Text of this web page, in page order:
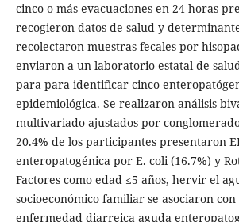
cinco o más evacuaciones en 24 horas
recogieron datos de salud y
recolectaron muestras fecales por
enviaron a un laboratorio estatal de
para para identificar cinco
epidemiológica. Se realizaron análisis
multivariado ajustados por
20.4% de los participantes presentaron
enteropatogénica por E. coli (16.7%) y
Factores como edad ≤5 años, hervir el
socioeconómico familiar se asociaron
enfermedad diarreica aguda